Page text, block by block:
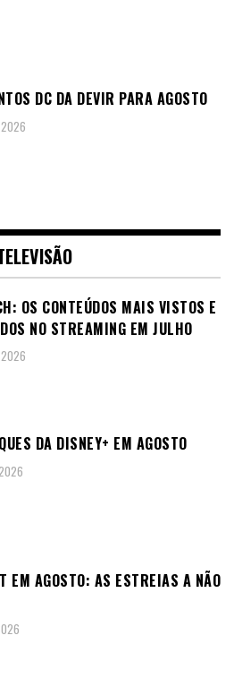
DC DA DEVIR PARA AGOSTO
2026
OS CONTEÚDOS MAIS VISTOS E
NO STREAMING EM JULHO
2026
DA DISNEY+ EM AGOSTO
EM AGOSTO: AS ESTREIAS A NÃO